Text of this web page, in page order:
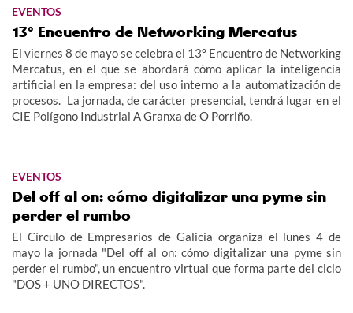
EVENTOS
13º Encuentro de Networking Mercatus
El viernes 8 de mayo se celebra el 13º Encuentro de Networking
Mercatus, en el que se abordará cómo aplicar la inteligencia
artificial en la empresa: del uso interno a la automatización de
procesos. La jornada, de carácter presencial, tendrá lugar en el
CIE Polígono Industrial A Granxa de O Porriño.
EVENTOS
Del off al on: cómo digitalizar una pyme sin
perder el rumbo
El Círculo de Empresarios de Galicia organiza el lunes 4 de
mayo la jornada "Del off al on: cómo digitalizar una pyme sin
perder el rumbo", un encuentro virtual que forma parte del ciclo
"DOS + UNO DIRECTOS".